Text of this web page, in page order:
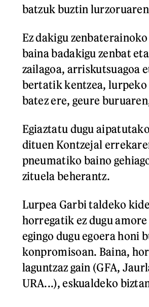
batzuk buztin
Ez dakigu
baina badakigu zenbat
zailagoa, arriskutsuagoa
bertatik kentzea, lurpeko
batez ere, geure
Egiaztatu dugu
dituen Kontzejal
pneumatiko baino
zituela beherantz.
Lurpea Garbi taldeko
horregatik ez dugu
egingo dugu egoera honi
konpromisoan. Baina,
laguntzaz gain (GFA,
URA...), eskualdeko